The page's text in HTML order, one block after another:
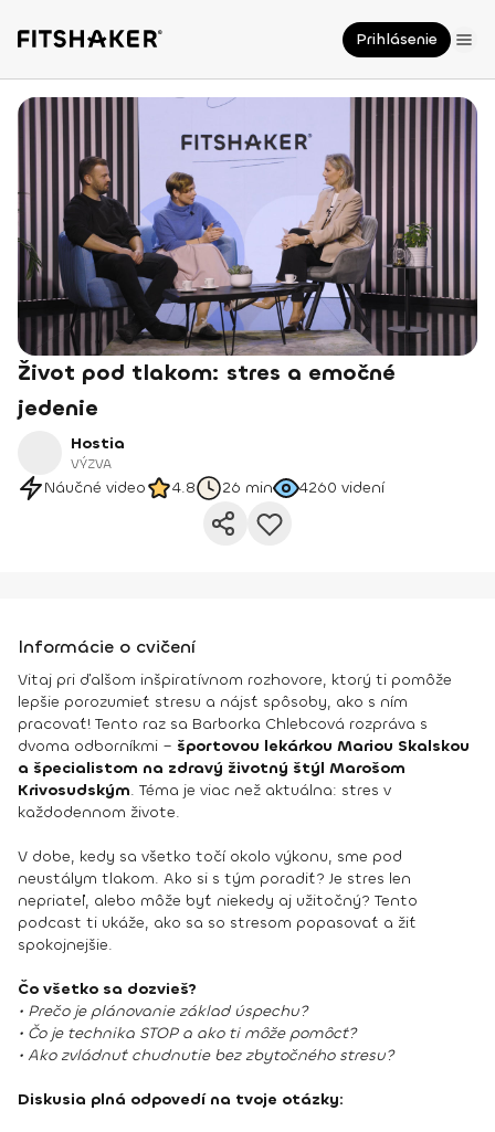
Prihlásenie
Život pod tlakom: stres a emočné
jedenie
Hostia
VÝZVA
Náučné video 4.8 26 min 4260 videní
Informácie o cvičení
Vitaj pri ďalšom inšpiratívnom rozhovore, ktorý ti pomôže
lepšie porozumieť stresu a nájsť spôsoby, ako s ním
pracovať! Tento raz sa Barborka Chlebcová rozpráva s
dvoma odborníkmi – športovou lekárkou Mariou Skalskou
a špecialistom na zdravý životný štýl Marošom
Krivosudským. Téma je viac než aktuálna: stres v
každodennom živote.
V dobe, kedy sa všetko točí okolo výkonu, sme pod
neustálym tlakom. Ako si s tým poradiť? Je stres len
nepriateľ, alebo môže byť niekedy aj užitočný? Tento
podcast ti ukáže, ako sa so stresom popasovať a žiť
spokojnejšie.
Čo všetko sa dozvieš?
• Prečo je plánovanie základ úspechu?
• Čo je technika STOP a ako ti môže pomôcť?
• Ako zvládnuť chudnutie bez zbytočného stresu?
Diskusia plná odpovedí na tvoje otázky: